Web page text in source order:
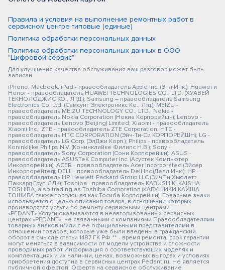
Правила и условия на выполнение ремонтных работ в
сервисном центре типовые (единые)
Политика обработки персональных данных
Политика обработки персональных данных в ООО
"Цифровой сервис"
Для улучшения качества обслуживания ваш разговор может быть
записан
iPhone, Macbook, iPad - правообладатель Apple Inc. (Эпл Инк.); Huawei и
Honor - правообладатель HUAWEI TECHNOLOGIES CO., LTD. (ХУАВЕЙ
ТЕКНОЛОДЖИС КО., ЛТД.); Samsung – правообладатель Samsung
Electronics Co. Ltd. (Самсунг Электроникс Ко., Лтд.); MEIZU -
правообладатель MEIZU TECHNOLOGY CO., LTD.; Nokia -
правообладатель Nokia Corporation (Нокиа Корпорейшн); Lenovo -
правообладатель Lenovo (Beijing) Limited; Xiaomi - правообладатель
Xiaomi Inc.; ZTE - правообладатель ZTE Corporation; HTC -
правообладатель HTC CORPORATION (Эйч-Ти-Си КОРПОРЕЙШН); LG -
правообладатель LG Corp. (ЭлДжи Корп.); Philips - правообладатель
Koninklijke Philips N.V. (Конинклийке Филипс Н.В.); Sony -
правообладатель Sony Corporation (Сони Корпорейшн); ASUS -
правообладатель ASUSTeK Computer Inc. (Асустек Компьютер
Инкорпорейшн); ACER - правообладатель Acer Incorporated (Эйсер
Инкорпорейтед); DELL - правообладатель Dell Inc.(Делл Инк.); HP -
правообладатель HP Hewlett-Packard Group LLC (ЭйчПи Хьюлетт
Паккард Груп ЛЛК); Toshiba - правообладатель KABUSHIKI KAISHA
TOSHIBA, also trading as Toshiba Corporation (КАБУШИКИ КАЙША
ТОШИБА также торгующая как Тосиба Корпорейшн). Товарные знаки
используется с целью описания товара, в отношении которых
производятся услуги по ремонту сервисными центрами
«PEDANT».Услуги оказываются в неавторизованных сервисных
центрах «PEDANT», не связанными с компаниями Правообладателями
товарных знаков и/или с ее официальными представителями в
отношении товаров, которые уже были введены в гражданский
оборот в смысле статьи 1487 ГК РФ ** - время ремонта, срок гарантии
могут меняться в зависимости от модели устройства и сложности
проводимых работ Информация о соответствующих моделях и
комплектациях и их наличии, ценах, возможных выгодах и условиях
приобретения доступна в сервисных центрах Pedant.ru. Не является
публичной офертой. Оферта на сервисное обслуживание